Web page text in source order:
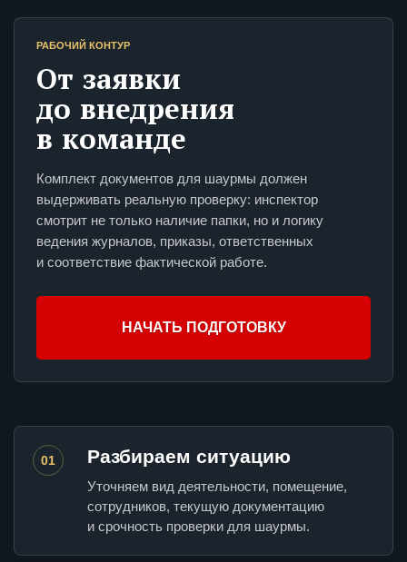
РАБОЧИЙ КОНТУР
От заявки
до внедрения
в команде
Комплект документов для шаурмы должен
выдерживать реальную проверку: инспектор
смотрит не только наличие папки, но и логику
ведения журналов, приказы, ответственных
и соответствие фактической работе.
НАЧАТЬ ПОДГОТОВКУ
01 Разбираем ситуацию
Уточняем вид деятельности, помещение,
сотрудников, текущую документацию
и срочность проверки для шаурмы.